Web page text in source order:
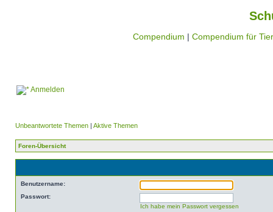
Compendium | Compendium für
Anmelden
Unbeantwortete Themen | Aktive Themen
Foren-Übersicht
Benutzername:
Passwort:
Ich habe mein Passwort vergessen